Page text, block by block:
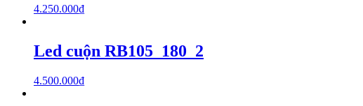
4.250.000₫
Led cuộn RB105_180_2
4.500.000₫